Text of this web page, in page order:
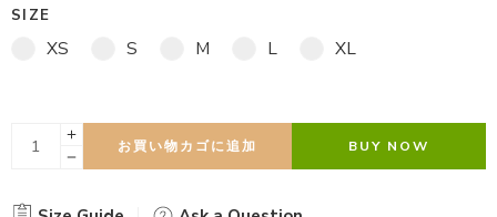
SIZE
XS S M L XL
お買い物カゴに追加 BUY NOW